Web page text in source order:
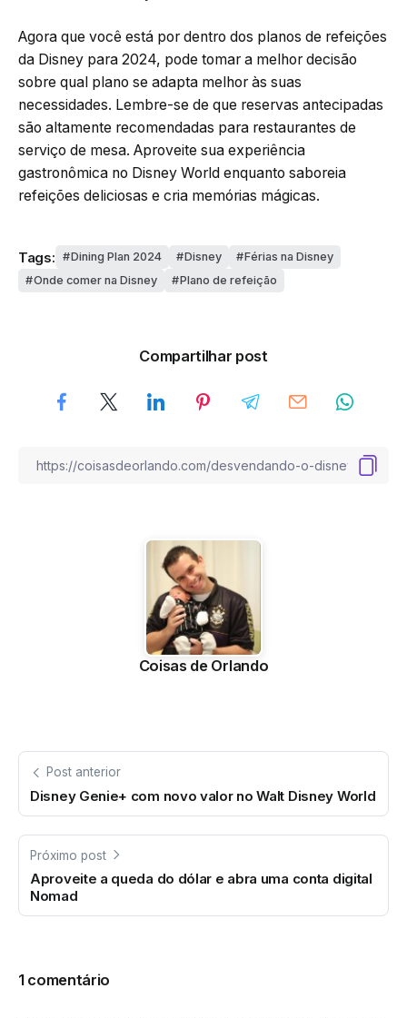
Agora que você está por dentro dos planos de refeições
da Disney para 2024, pode tomar a melhor decisão
sobre qual plano se adapta melhor às suas
necessidades. Lembre-se de que reservas antecipadas
são altamente recomendadas para restaurantes de
serviço de mesa. Aproveite sua experiência
gastronômica no Disney World enquanto saboreia
refeições deliciosas e cria memórias mágicas.
Tags: Dining Plan 2024 Disney
Férias na Disney
Onde comer na Disney
Plano de refeição
Compartilhar post
Coisas de Orlando
Post anterior
Disney Genie+ com novo valor no Walt Disney World
Próximo post
Aproveite a queda do dólar e abra uma conta digital
Nomad
1 comentário